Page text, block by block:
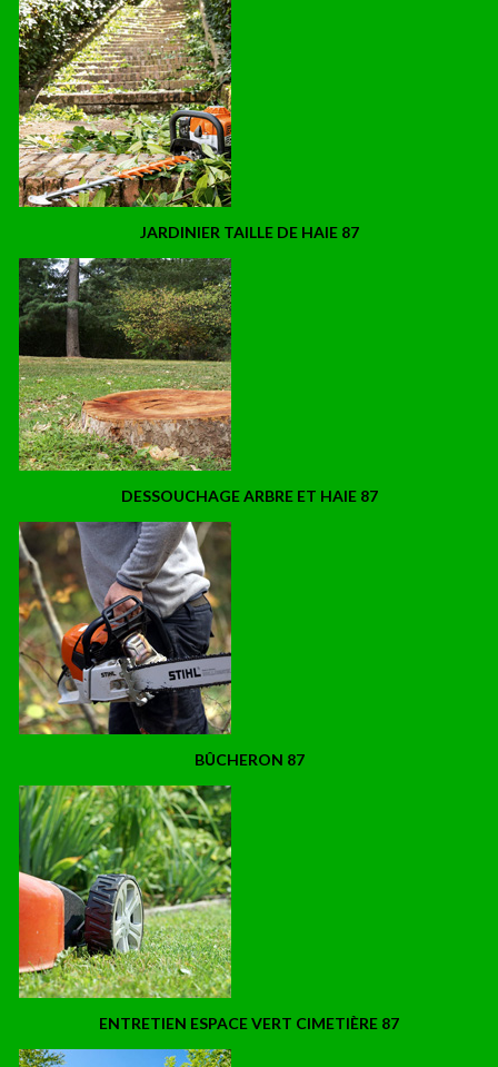
JARDINIER TAILLE DE HAIE 87
DESSOUCHAGE ARBRE ET HAIE 87
BÛCHERON 87
ENTRETIEN ESPACE VERT CIMETIÈRE 87